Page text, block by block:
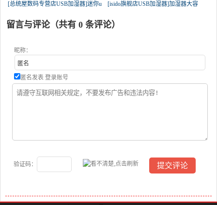
[总统屋数码专营店USB加湿器]迷你u [isido旗舰店USB加湿器]加湿器大容
留言与评论（共有 0 条评论）
昵称：
匿名发表 登录账号
验证码：